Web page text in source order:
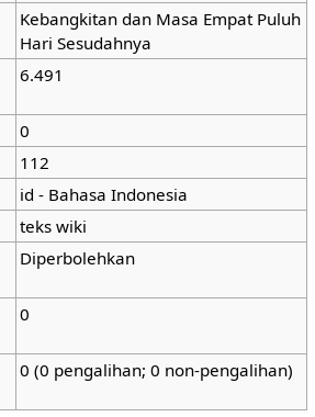
Kebangkitan dan Masa Empat Puluh
Hari Sesudahnya
6.491
0
112
id - Bahasa Indonesia
teks wiki
Diperbolehkan
0
0 (0 pengalihan; 0 non-pengalihan)